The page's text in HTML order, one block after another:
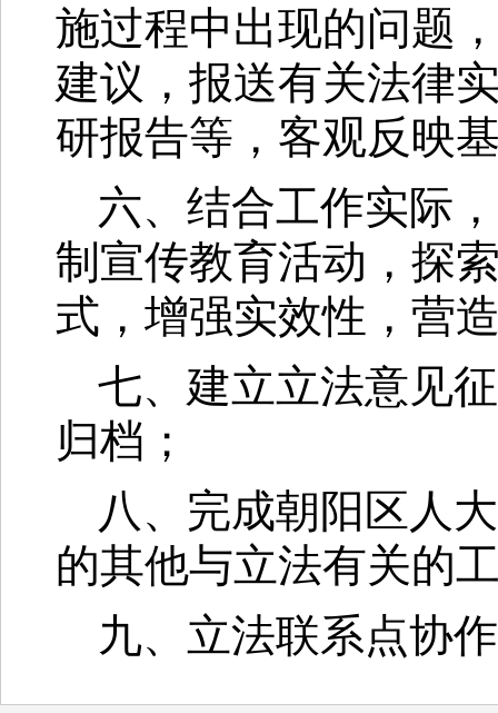
施过程中出现的问题
建议，报送有关法律
研报告等，客观反映
六、结合工作实际
制宣传教育活动，探
式，增强实效性，营
七、建立立法意见
归档；
八、完成朝阳区人
的其他与立法有关的
九、立法联系点协